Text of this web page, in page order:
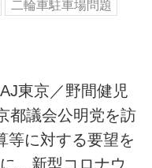
二輪車駐車場問題
東京／野間健児
都議会公明党を訪
等に対する要望を
、新型コロナウ